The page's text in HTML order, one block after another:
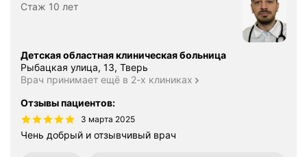
Стаж 10 лет
Детская областная клиническая больница
Рыбацкая улица, 13, Тверь
Врач принимает ещё в 2-х клиниках
Отзывы пациентов:
3 марта 2025
Чень добрый и отзывчивый врач